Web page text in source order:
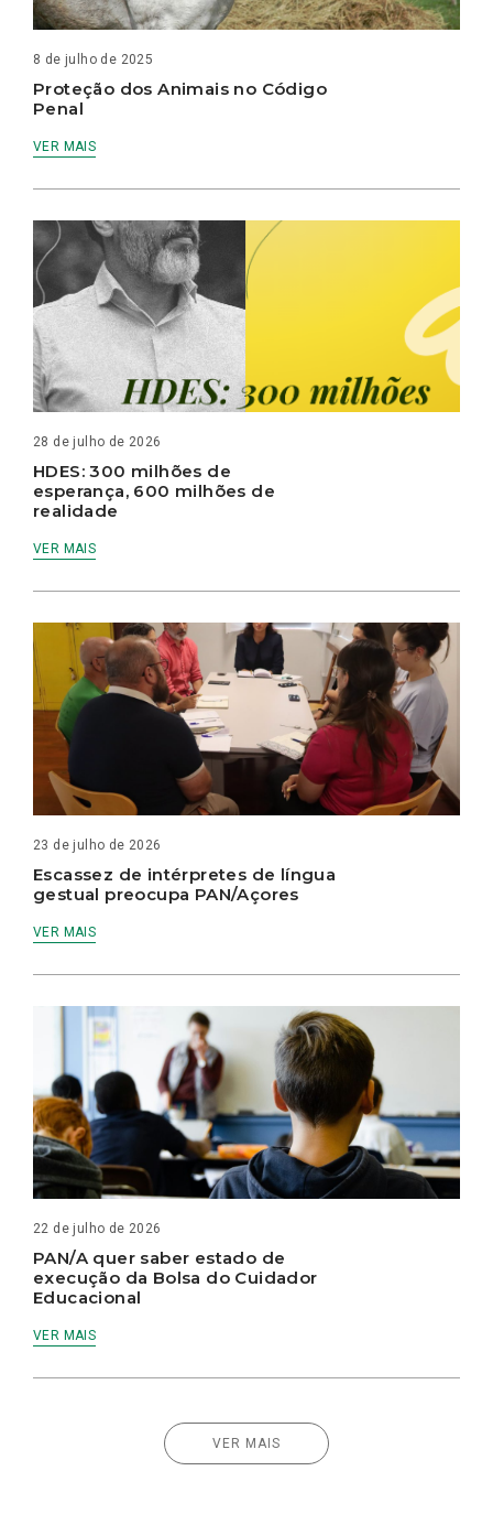
8 de julho de 2025
Proteção dos Animais no Código
Penal
VER MAIS
28 de julho de 2026
HDES: 300 milhões de
esperança, 600 milhões de
realidade
VER MAIS
23 de julho de 2026
Escassez de intérpretes de língua
gestual preocupa PAN/Açores
VER MAIS
22 de julho de 2026
PAN/A quer saber estado de
execução da Bolsa do Cuidador
Educacional
VER MAIS
VER MAIS